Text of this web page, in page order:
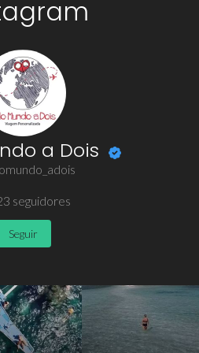
a Dois
seguidores
Seguir